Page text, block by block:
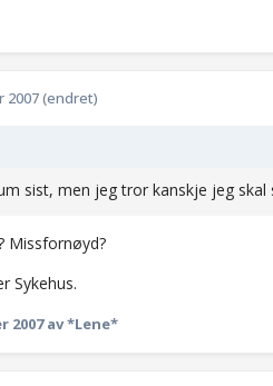
2007(endret)
sist, men jeg tror kanskje jeg skal
Missfornøyd?
Sykehus.
2007av *Lene*